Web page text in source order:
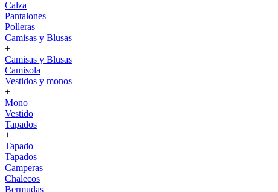
Calza
Pantalones
Polleras
Camisas y Blusas
+
Camisas y Blusas
Camisola
Vestidos y monos
+
Mono
Vestido
Tapados
+
Tapado
Tapados
Camperas
Chalecos
Bermudas